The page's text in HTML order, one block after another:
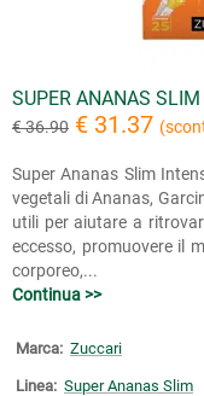
SUPER ANANAS
€ 36.90 € 31.37
Super Ananas Slim
vegetali di Ananas,
utili per aiutare a
eccesso, promuovere il
corporeo,...
Continua >>
Marca: Zuccari
Linea: Super Ananas Slim